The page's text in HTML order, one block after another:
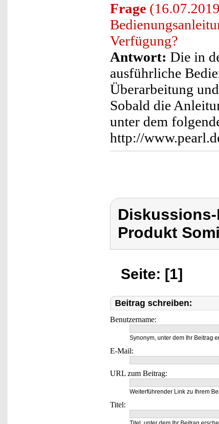
Frage
Verfügung?
Antwort: Die in
ausführliche
Überarbeitung
Sobald die
unter dem
http://
Produkt
Seite: [1]
Beitrag schreiben:
Benutzername:
Synonym, unter dem Ihr Beitrag
E-Mail:
URL zum Beitrag:
Weiterführender Link zu Ihrem
Titel: